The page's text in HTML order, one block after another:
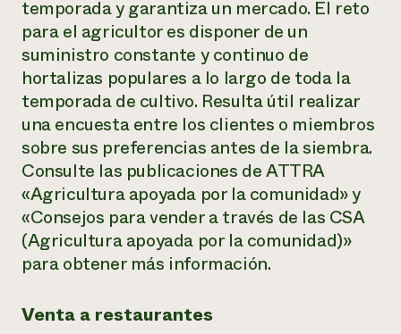
temporada y garantiza un mercado. El reto
para el agricultor es disponer de un
suministro constante y continuo de
hortalizas populares a lo largo de toda la
temporada de cultivo. Resulta útil realizar
una encuesta entre los clientes o miembros
sobre sus preferencias antes de la siembra.
Consulte las publicaciones de ATTRA
«Agricultura apoyada por la comunidad» y
«Consejos para vender a través de las CSA
(Agricultura apoyada por la comunidad)»
para obtener más información.
Venta a restaurantes